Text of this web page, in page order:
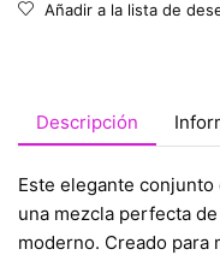
Añadir a la lista de
Descripción
Este elegante
una mezcla perfecta
moderno. Creado para